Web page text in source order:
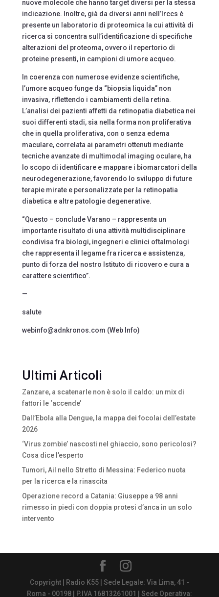
nuove molecole che hanno target diversi per la stessa
indicazione. Inoltre, già da diversi anni nell’Irccs è
presente un laboratorio di proteomica la cui attività di
ricerca si concentra sull’identificazione di specifiche
alterazioni del proteoma, ovvero il repertorio di
proteine presenti, in campioni di umore acqueo.
In coerenza con numerose evidenze scientifiche,
l’umore acqueo funge da “biopsia liquida” non
invasiva, riflettendo i cambiamenti della retina.
L’analisi dei pazienti affetti da retinopatia diabetica nei
suoi differenti stadi, sia nella forma non proliferativa
che in quella proliferativa, con o senza edema
maculare, correlata ai parametri ottenuti mediante
tecniche avanzate di multimodal imaging oculare, ha
lo scopo di identificare e mappare i biomarcatori della
neurodegenerazione, favorendo lo sviluppo di future
terapie mirate e personalizzate per la retinopatia
diabetica e altre patologie degenerative.
“Questo – conclude Varano – rappresenta un
importante risultato di una attività multidisciplinare
condivisa fra biologi, ingegneri e clinici oftalmologi
che rappresenta il legame fra ricerca e assistenza,
punto di forza del nostro Istituto di ricovero e cura a
carattere scientifico”.
—
salute
webinfo@adnkronos.com (Web Info)
Ultimi Articoli
Zanzare, a scatenarle non è solo il caldo: un mix di
fattori le ‘accende’
Dall’Ebola alla Dengue, la mappa dei focolai dell’estate
2026
‘Virus zombie’ nascosti nel ghiaccio, sono pericolosi?
Cosa dice l’esperto
Tumori, Ail nello Stretto di Messina: Federico nuota
per la ricerca e la rinascita
Operazione record a Catania: Giuseppe a 98 anni
rimesso in piedi con doppia protesi d’anca in un solo
intervento
Copyright | Radio K55 | Sede Legale: Via Lima, 41 -
Roma - 00198 | P.IVA 16813261001 | Sede Operativa: